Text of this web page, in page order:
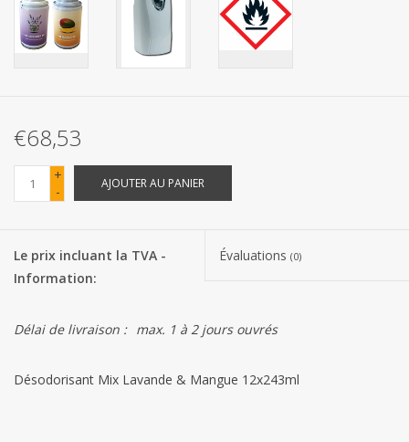
Fournitures de bureau
Confiserie Saint-Nicolas
Cadeaux de Pâques
Marques
€68,53
+
-
AJOUTER AU PANIER
Le prix incluant la TVA -
Information:
Évaluations (0)
Délai de livraison : max. 1 à 2 jours ouvrés
Désodorisant Mix Lavande & Mangue 12x243ml